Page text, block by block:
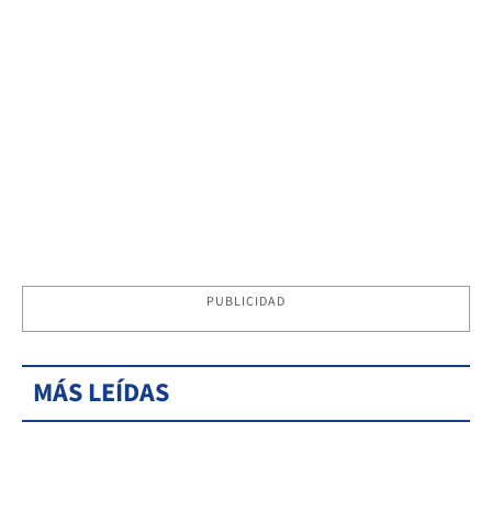
PUBLICIDAD
MÁS LEÍDAS